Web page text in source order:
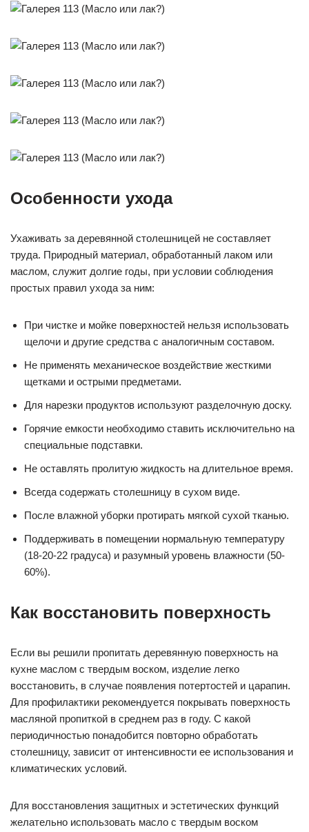
Особенности ухода
Ухаживать за деревянной столешницей не составляет
труда. Природный материал, обработанный лаком или
маслом, служит долгие годы, при условии соблюдения
простых правил ухода за ним:
При чистке и мойке поверхностей нельзя использовать
щелочи и другие средства с аналогичным составом.
Не применять механическое воздействие жесткими
щетками и острыми предметами.
Для нарезки продуктов используют разделочную доску.
Горячие емкости необходимо ставить исключительно на
специальные подставки.
Не оставлять пролитую жидкость на длительное время.
Всегда содержать столешницу в сухом виде.
После влажной уборки протирать мягкой сухой тканью.
Поддерживать в помещении нормальную температуру
(18-20-22 градуса) и разумный уровень влажности (50-
60%).
Как восстановить поверхность
Если вы решили пропитать деревянную поверхность на
кухне маслом с твердым воском, изделие легко
восстановить, в случае появления потертостей и царапин.
Для профилактики рекомендуется покрывать поверхность
масляной пропиткой в среднем раз в году. С какой
периодичностью понадобится повторно обработать
столешницу, зависит от интенсивности ее использования и
климатических условий.
Для восстановления защитных и эстетических функций
желательно использовать масло с твердым воском